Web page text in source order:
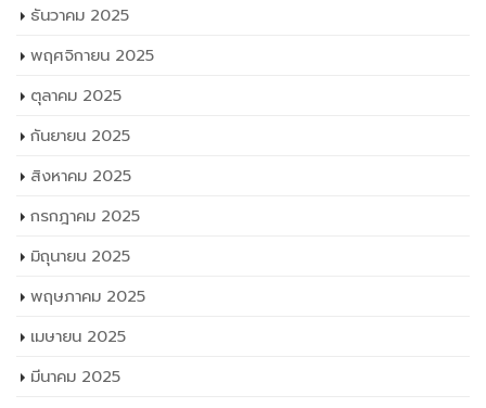
ธันวาคม 2025
พฤศจิกายน 2025
ตุลาคม 2025
กันยายน 2025
สิงหาคม 2025
กรกฎาคม 2025
มิถุนายน 2025
พฤษภาคม 2025
เมษายน 2025
มีนาคม 2025